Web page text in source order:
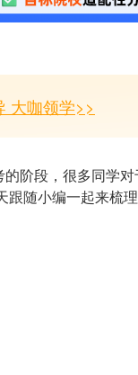
大咖领学>>
阶段，很多同学对
随小编一起来梳